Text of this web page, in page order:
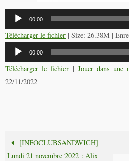
Lecteur
audio
00:00
Télécharger le fichier | Size: 26.38M |
Lecteur
audio
00:00
Télécharger le fichier | Jouer dans une
22/11/2022
[INFOCLUBSANDWICH]
Lundi 21 novembre 2022 : Alix